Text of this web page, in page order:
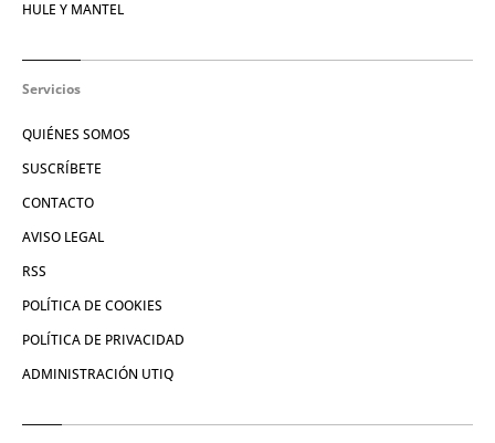
HULE Y MANTEL
Servicios
QUIÉNES SOMOS
SUSCRÍBETE
CONTACTO
AVISO LEGAL
RSS
POLÍTICA DE COOKIES
POLÍTICA DE PRIVACIDAD
ADMINISTRACIÓN UTIQ